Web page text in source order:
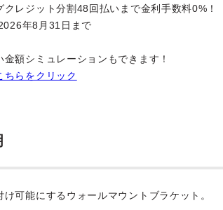
クレジット分割48回払いまで金利手数料0%！
年8月31日まで
金額シミュレーションもできます！
ちらをクリック
け可能にするウォールマウントブラケット。